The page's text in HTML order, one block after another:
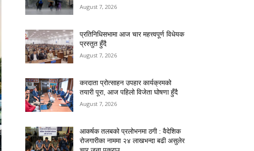
August 7, 2026
प्रतिनिधिसभामा आज चार महत्त्वपूर्ण विधेयक
प्रस्तुत हुँदै
August 7, 2026
करदाता प्रोत्साहन उपहार कार्यक्रमको
तयारी पूरा, आज पहिलो विजेता घोषणा हुँदै
August 7, 2026
आकर्षक तलबको प्रलोभनमा ठगी : वैदेशिक
रोजगारीका नाममा २४ लाखभन्दा बढी असुलेर